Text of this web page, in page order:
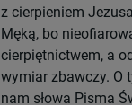
z cierpieniem
Męką, bo
cierpiętnictwem, a
wymiar zbawczy. O
nam słowa Pisma